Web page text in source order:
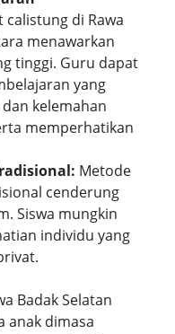
calistung di Rawa
menawarkan
tinggi. Guru dapat
yang
kelemahan
memperhatikan
Metode
cenderung
Siswa mungkin
individu yang
Badak Selatan
anak dimasa